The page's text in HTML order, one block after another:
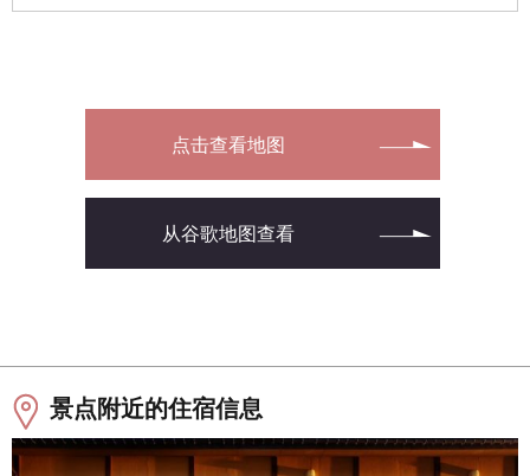
点击查看地图
从谷歌地图查看
景点附近的住宿信息